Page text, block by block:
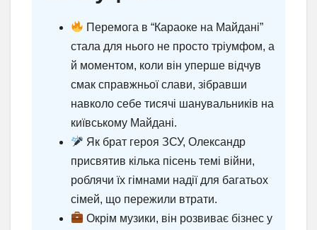
Перемога в “Караоке на Майдані”
стала для нього не просто тріумфом, а
й моментом, коли він уперше відчув
смак справжньої слави, зібравши
навколо себе тисячі шанувальників на
київському Майдані.
Як брат героя ЗСУ, Олександр
присвятив кілька пісень темі війни,
роблячи їх гімнами надії для багатьох
сімей, що пережили втрати.
Окрім музики, він розвиває бізнес у